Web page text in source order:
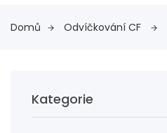
Domů Odvíčkování CF
Kategorie